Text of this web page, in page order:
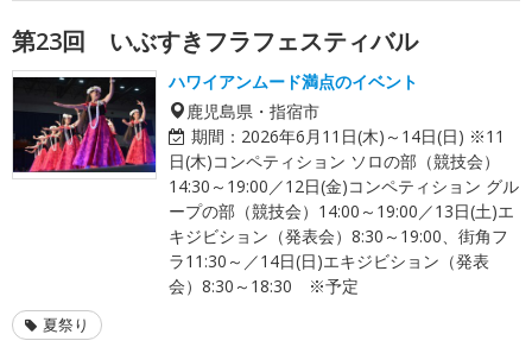
第23回 いぶすきフラフェスティバル
ハワイアンムード満点のイベント
鹿児島県・指宿市
期間： 2026年6月11日(木)～14日(日) ※11
日(木)コンペティション ソロの部（競技会）
14:30～19:00／12日(金)コンペティション グル
ープの部（競技会）14:00～19:00／13日(土)エ
キジビション（発表会）8:30～19:00、街角フ
ラ11:30～／14日(日)エキジビション（発表
会）8:30～18:30 ※予定
夏祭り